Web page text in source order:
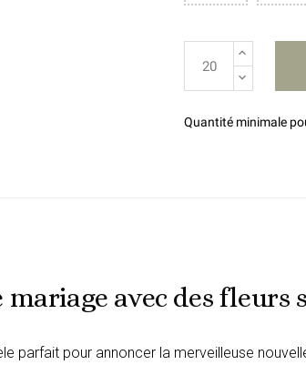
Quantité minimale
avec des fleurs
parfait pour annoncer la merveilleuse